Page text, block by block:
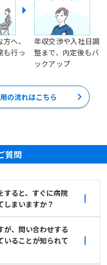
へ、
も行っ
年収交渉や入社日調
整まで、内定後もバ
ックアップ
の流れはこちら
質問
すると、すぐに病院
しまいますか？
が、問い合わせする
いることが知られて